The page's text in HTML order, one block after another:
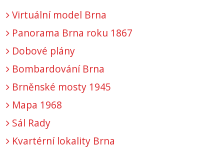
Virtuální model Brna
Panorama Brna roku 1867
Dobové plány
Bombardování Brna
Brněnské mosty 1945
Mapa 1968
Sál Rady
Kvartérní lokality Brna